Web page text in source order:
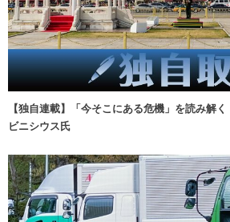
【独自連載】「今そこにある危機」を読み解
ビニシウス氏